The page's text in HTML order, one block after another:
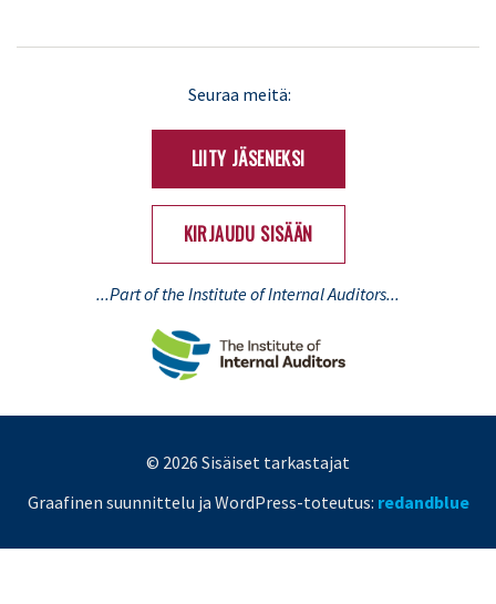
Seuraa meitä:
LIITY JÄSENEKSI
KIRJAUDU SISÄÄN
...Part of the Institute of Internal Auditors...
© 2026 Sisäiset tarkastajat
Graafinen suunnittelu ja WordPress-toteutus: redandblue